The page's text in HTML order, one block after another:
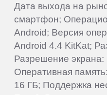
Дата выхода на
смартфон;
Android; Версия
Android 4.4 KitKat;
Разрешение экрана:
Оперативная
16 ГБ; Поддержка